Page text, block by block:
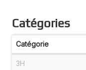
Catégories
Catégorie
3H